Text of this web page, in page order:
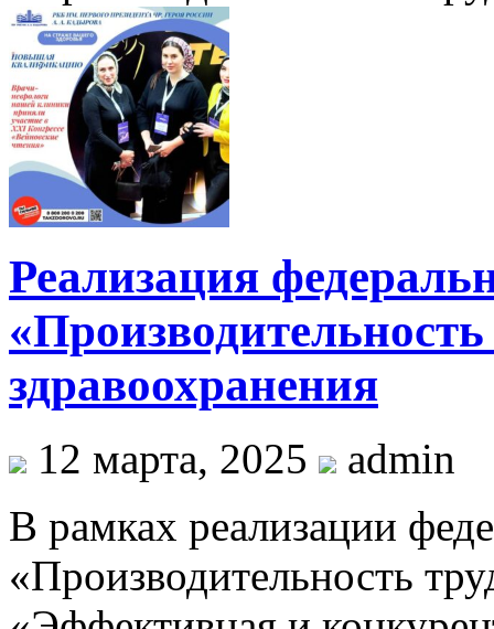
Реализация
здравоохранения
12 марта, 2025
admin
В рамках реализации
«Производительность